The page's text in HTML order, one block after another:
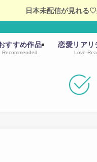
日本未配信が見れる
すすめ作品
Recommended
恋愛リアリ
Love-